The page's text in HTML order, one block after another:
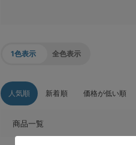
1色表示 全色表示
人気順 新着順 価格が低い順
商品一覧